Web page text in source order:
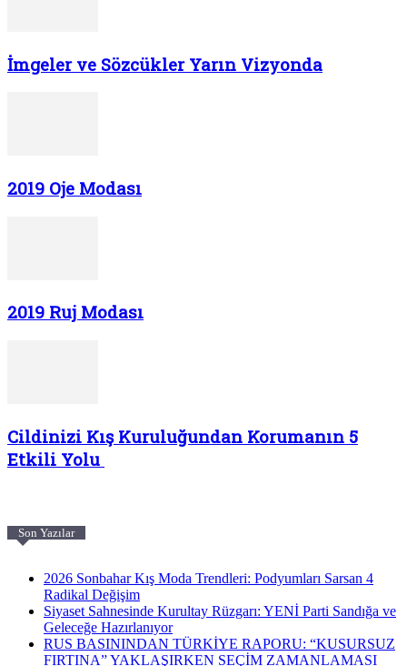
İmgeler ve Sözcükler Yarın Vizyonda
2019 Oje Modası
2019 Ruj Modası
Cildinizi Kış Kuruluğundan Korumanın 5
Etkili Yolu
Son Yazılar
2026 Sonbahar Kış Moda Trendleri: Podyumları Sarsan 4
Radikal Değişim
Siyaset Sahnesinde Kurultay Rüzgarı: YENİ Parti Sandığa ve
Geleceğe Hazırlanıyor
RUS BASININDAN TÜRKİYE RAPORU: “KUSURSUZ
FIRTINA” YAKLAŞIRKEN SEÇİM ZAMANLAMASI